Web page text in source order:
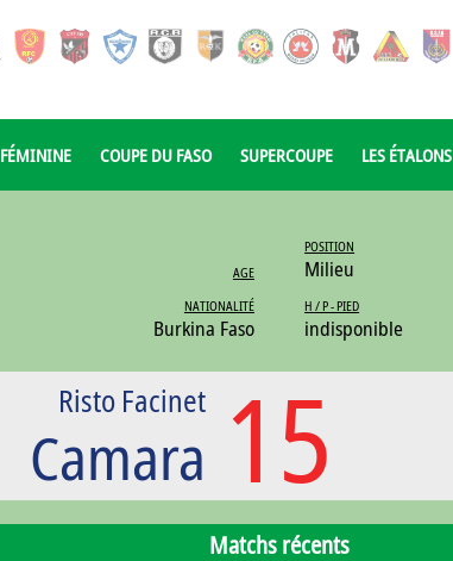
FÉMININE COUPE DU FASO SUPERCOUPE LES ÉTALONS
AGE
NATIONALITÉ
Burkina Faso
POSITION
Milieu
H / P - PIED
indisponible
15
Risto Facinet
Camara
Matchs récents